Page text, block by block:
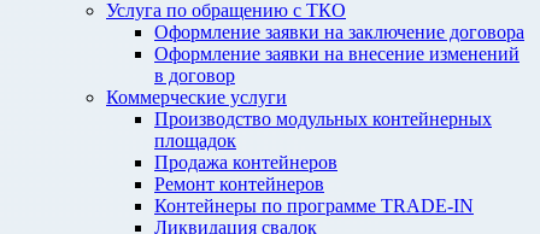
Услуга по обращению с ТКО
Оформление заявки на заключение договора
Оформление заявки на внесение изменений
в договор
Коммерческие услуги
Производство модульных контейнерных
площадок
Продажа контейнеров
Ремонт контейнеров
Контейнеры по программе TRADE-IN
Ликвидация свалок